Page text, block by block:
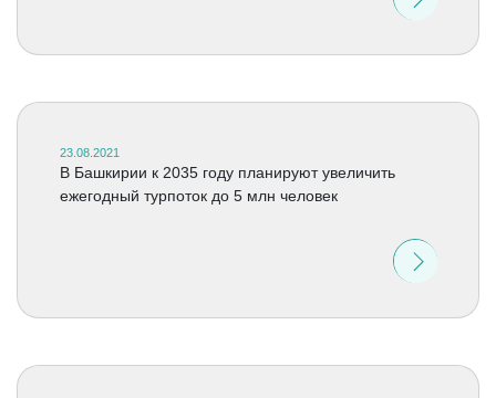
23.08.2021
В Башкирии к 2035 году планируют увеличить
ежегодный турпоток до 5 млн человек